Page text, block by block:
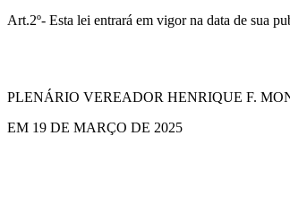
Art.2º- Esta lei entrará em vigor na data de sua
PLENÁRIO VEREADOR HENRIQUE F.
EM 19 DE MARÇO DE 2025